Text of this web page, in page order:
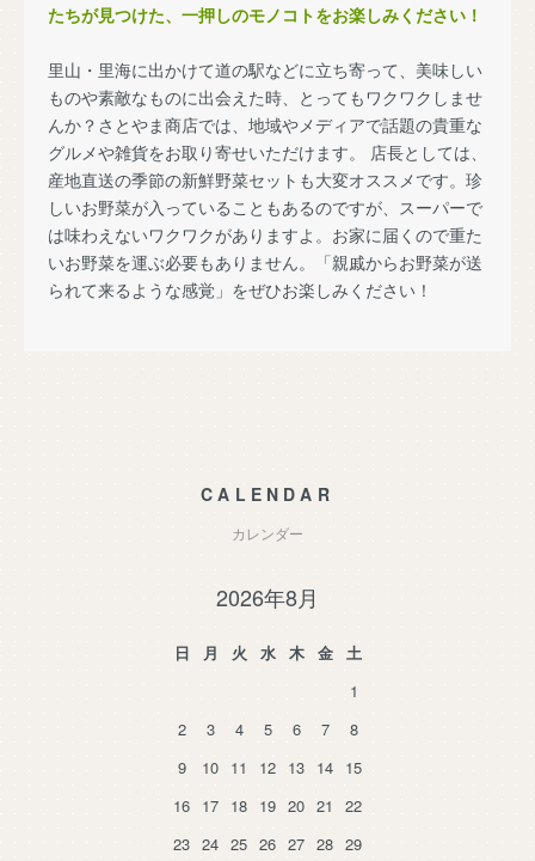
たちが見つけた、一押しのモノコトをお楽しみください！
里山・里海に出かけて道の駅などに立ち寄って、美味しい
ものや素敵なものに出会えた時、とってもワクワクしませ
んか？さとやま商店では、地域やメディアで話題の貴重な
グルメや雑貨をお取り寄せいただけます。 店長としては、
産地直送の季節の新鮮野菜セットも大変オススメです。珍
しいお野菜が入っていることもあるのですが、スーパーで
は味わえないワクワクがありますよ。お家に届くので重た
いお野菜を運ぶ必要もありません。「親戚からお野菜が送
られて来るような感覚」をぜひお楽しみください！
CALENDAR
カレンダー
2026年8月
日 月 火 水 木 金
土
1
2
3 4 5 6 7
8
9
10 11 12 13 14 15
16 17 18 19 20 21
22
23 24 25 26 27 28 29